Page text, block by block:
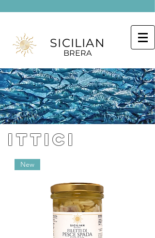
SICILIAN
BRERA
ittici
New